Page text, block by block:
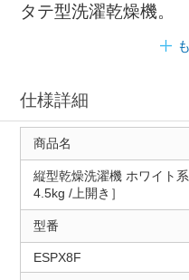
タテ型洗濯乾燥機。
仕様詳細
商品名
縦型乾燥洗濯機 ホワイト
4.5kg /上開き］
型番
ESPX8F